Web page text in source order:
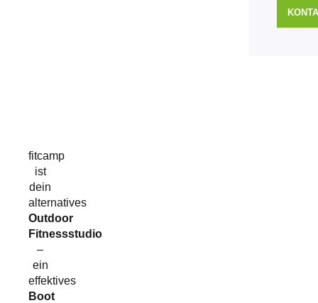
fitcamp
ist
dein
alternatives
Outdoor
Fitnessstudio
–
ein
effektives
Boot